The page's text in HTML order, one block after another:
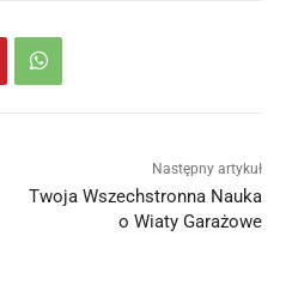
Następny artykuł
Twoja Wszechstronna Nauka
o Wiaty Garażowe